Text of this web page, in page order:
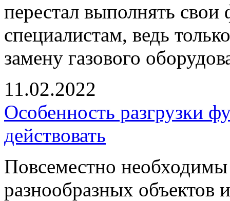
перестал выполнять свои
специалистам, ведь
замену газового
11.02.2022
Особенность разгрузки
действовать
Повсеместно
разнообразных объектов